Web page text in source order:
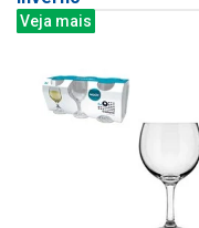
Veja mais